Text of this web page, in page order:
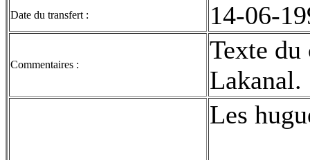
Date du transfert : 14-06-
Commentaires :
Texte
Lakanal.
Les